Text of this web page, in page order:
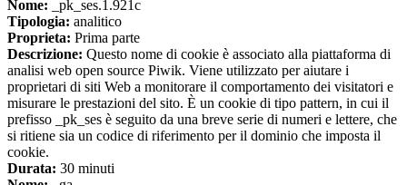
Nome: _pk_ses.1.921c
Tipologia: analitico
Proprieta: Prima parte
Descrizione: Questo nome di cookie è associato alla piattaforma di
analisi web open source Piwik. Viene utilizzato per aiutare i
proprietari di siti Web a monitorare il comportamento dei visitatori e
misurare le prestazioni del sito. È un cookie di tipo pattern, in cui il
prefisso _pk_ses è seguito da una breve serie di numeri e lettere, che
si ritiene sia un codice di riferimento per il dominio che imposta il
cookie.
Durata: 30 minuti